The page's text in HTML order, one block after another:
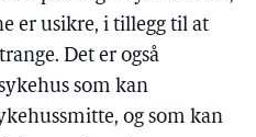
er usikre, i tillegg til at
Det er også
som kan
og som kan